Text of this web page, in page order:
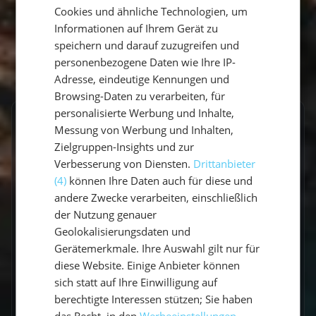
Frequently Asked Questions
An Bord
45 Questions 24 Questions
Vorbereitung
Cookies und ähnliche Technologien, um
Informationen auf Ihrem Gerät zu
speichern und darauf zuzugreifen und
personenbezogene Daten wie Ihre IP-
Adresse, eindeutige Kennungen und
Browsing-Daten zu verarbeiten, für
personalisierte Werbung und Inhalte,
Messung von Werbung und Inhalten,
Zielgruppen-Insights und zur
Verbesserung von Diensten. Drittanbieter
(4) können Ihre Daten auch für diese und
andere Zwecke verarbeiten, einschließlich
der Nutzung genauer
Geolokalisierungsdaten und
Gerätemerkmale. Ihre Auswahl gilt nur für
diese Website. Einige Anbieter können
sich statt auf Ihre Einwilligung auf
berechtigte Interessen stützen; Sie haben